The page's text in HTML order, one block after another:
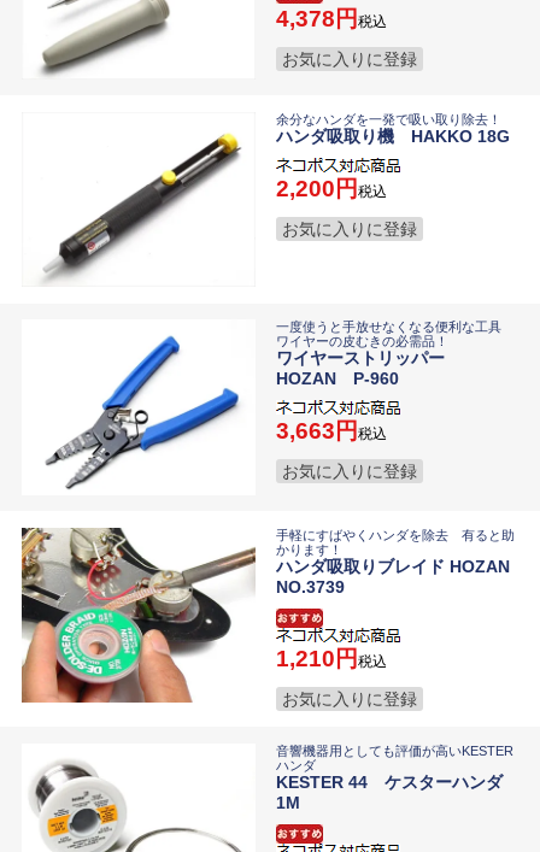
4,378 税込
お気に入りに登録
余分なハンダを一発で吸い取り除去！
ハンダ吸取り機 HAKKO 18G
2,200 税込
お気に入りに登録
一度使うと手放せなくなる便利な工具
ワイヤーの皮むきの必需品！
ワイヤーストリッパー
HOZAN P-960
3,663 税込
お気に入りに登録
手軽にすばやくハンダを除去 有ると助
かります！
ハンダ吸取りブレイド HOZAN
NO.3739
1,210 税込
お気に入りに登録
音響機器用としても評価が高いKESTER
ハンダ
KESTER 44 ケスターハンダ
1M